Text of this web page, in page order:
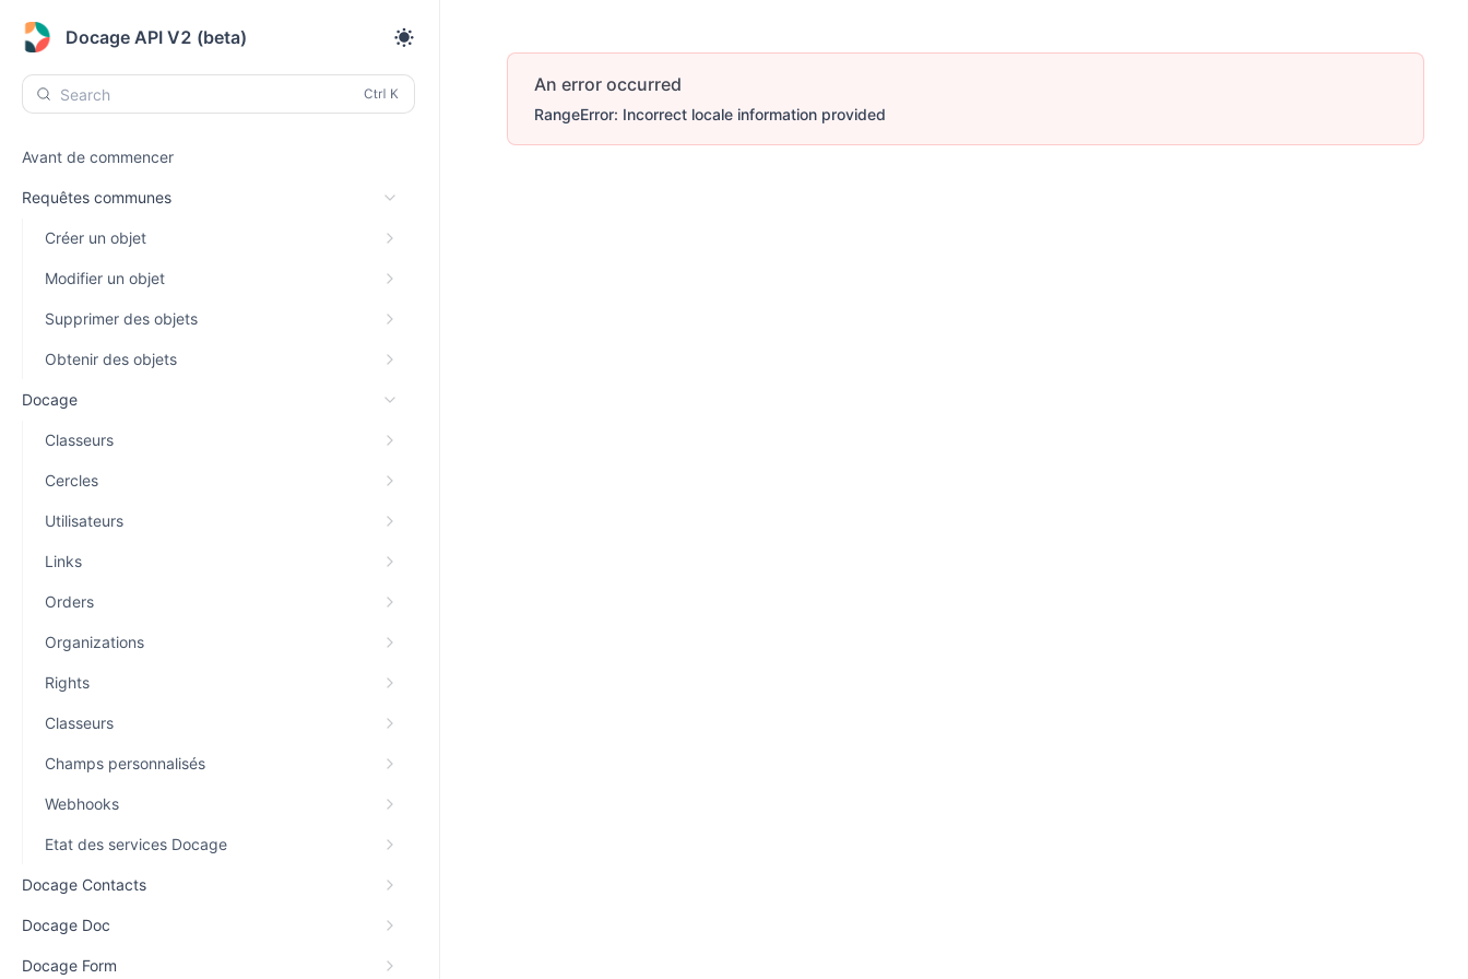
Docage API V2 (beta)
Search
Avant de commencer
Requêtes communes
Créer un objet
Modifier un objet
Supprimer des objets
Obtenir des objets
Docage
Classeurs
Cercles
Utilisateurs
Links
Orders
Organizations
Rights
Classeurs
Champs personnalisés
Webhooks
Etat des services Docage
Docage Contacts
Docage Doc
Docage Form
An error occurred
RangeError: Incorrect locale information provided